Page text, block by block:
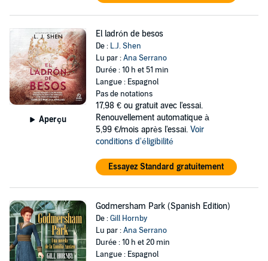
Aperçu
El ladrón de besos
De : L.J. Shen
Lu par :Ana Serrano
Durée : 10 h et 51 min
Langue : Espagnol
Pas de notations
17,98 € ou gratuit avec l'essai.
Renouvellement automatique à
5,99 €/mois après l'essai. Voir
conditions d'éligibilité
Essayez Standard gratuitement
Godmersham Park (Spanish Edition)
De :Gill Hornby
Lu par :Ana Serrano
Durée : 10 h et 20 min
Langue : Espagnol